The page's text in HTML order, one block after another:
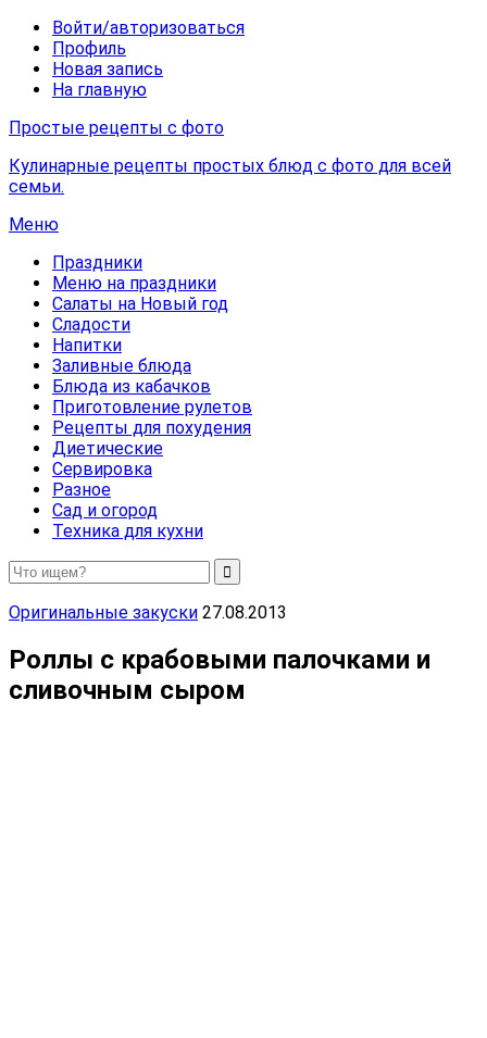
Войти/авторизоваться
Профиль
Новая запись
На главную
Простые рецепты с фото
Кулинарные рецепты простых блюд с фото для всей
семьи.
Меню
Праздники
Меню на праздники
Салаты на Новый год
Сладости
Напитки
Заливные блюда
Блюда из кабачков
Приготовление рулетов
Рецепты для похудения
Диетические
Сервировка
Разное
Сад и огород
Техника для кухни
Оригинальные закуски 27.08.2013
Роллы с крабовыми палочками и
сливочным сыром